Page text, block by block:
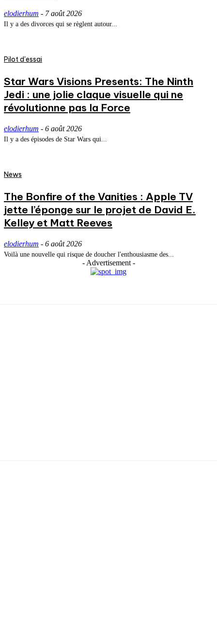
elodierhum - 7 août 2026
Il y a des divorces qui se règlent autour...
Pilot d'essai
Star Wars Visions Presents: The Ninth
Jedi : une jolie claque visuelle qui ne
révolutionne pas la Force
elodierhum - 6 août 2026
Il y a des épisodes de Star Wars qui...
News
The Bonfire of the Vanities : Apple TV
jette l’éponge sur le projet de David E.
Kelley et Matt Reeves
elodierhum - 6 août 2026
Voilà une nouvelle qui risque de doucher l'enthousiasme des...
- Advertisement -